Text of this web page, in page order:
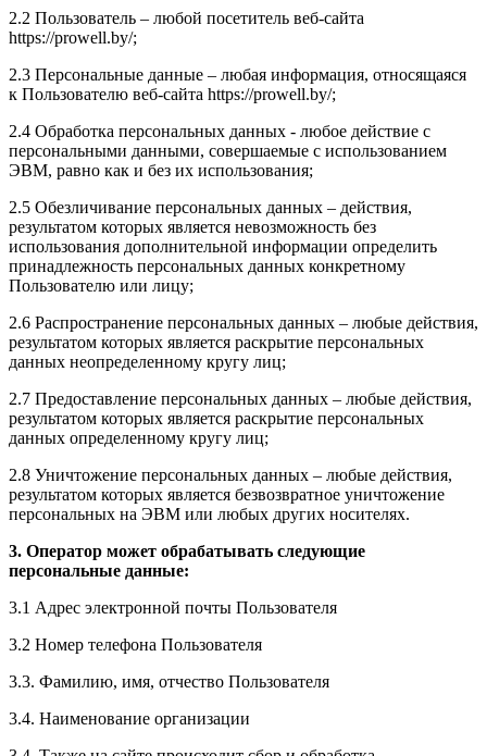
2.2 Пользователь – любой посетитель веб-сайта
https://prowell.by/;
2.3 Персональные данные – любая информация, относящаяся
к Пользователю веб-сайта https://prowell.by/;
2.4 Обработка персональных данных - любое действие с
персональными данными, совершаемые с использованием
ЭВМ, равно как и без их использования;
2.5 Обезличивание персональных данных – действия,
результатом которых является невозможность без
использования дополнительной информации определить
принадлежность персональных данных конкретному
Пользователю или лицу;
2.6 Распространение персональных данных – любые действия,
результатом которых является раскрытие персональных
данных неопределенному кругу лиц;
2.7 Предоставление персональных данных – любые действия,
результатом которых является раскрытие персональных
данных определенному кругу лиц;
2.8 Уничтожение персональных данных – любые действия,
результатом которых является безвозвратное уничтожение
персональных на ЭВМ или любых других носителях.
3. Оператор может обрабатывать следующие
персональные данные:
3.1 Адрес электронной почты Пользователя
3.2 Номер телефона Пользователя
3.3. Фамилию, имя, отчество Пользователя
3.4. Наименование организации